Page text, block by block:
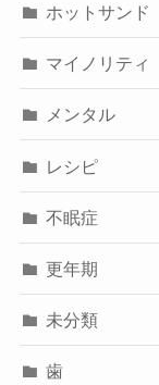
ホットサンド
マイノリティ
メンタル
レシピ
不眠症
更年期
未分類
歯